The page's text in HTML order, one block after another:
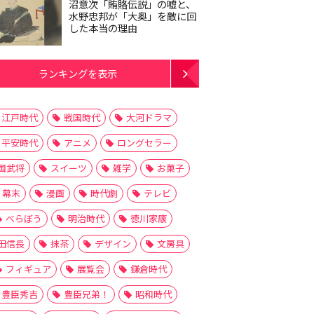
沼意次「賄賂伝説」の嘘と、
水野忠邦が「大奥」を敵に回
した本当の理由
ランキングを表示
江戸時代 戦国時代
大河ドラマ
平安時代
アニメ
ロングセラー
武将
スイーツ 雑学
お菓子
幕末
漫画 時代劇
テレビ
べらぼう
明治時代
徳川家康
信長
抹茶 デザイン
文房具
フィギュア
展覧会
鎌倉時代
豊臣秀吉
豊臣兄弟！
昭和時代